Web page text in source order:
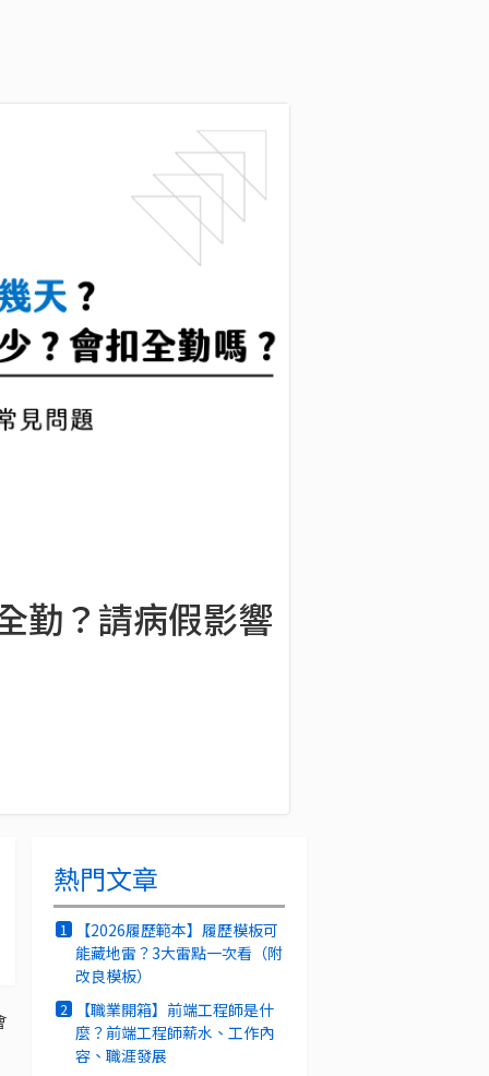
勤？請病假影響
熱門文章
1
【2026履歷範本】履歷模板可
能藏地雷？3大雷點一次看（附
改良模板）
2
【職業開箱】前端工程師是什
麼？前端工程師薪水、工作內
容、職涯發展